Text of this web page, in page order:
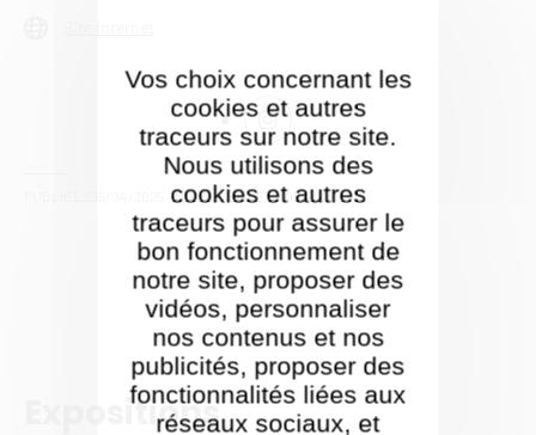
Vos choix concernant les
cookies et autres
traceurs sur notre site.
Nous utilisons des
cookies et autres
traceurs pour assurer le
bon fonctionnement de
notre site, proposer des
vidéos, personnaliser
nos contenus et nos
publicités, proposer des
fonctionnalités liées aux
réseaux sociaux, et
- MIS À JOUR LE 16/09/2025
Expositions